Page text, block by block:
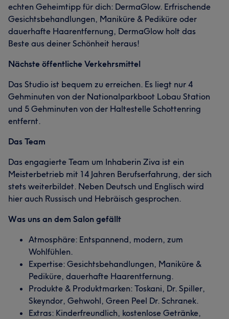
echten Geheimtipp für dich: DermaGlow. Erfrischende
Gesichtsbehandlungen, Maniküre & Pediküre oder
dauerhafte Haarentfernung, DermaGlow holt das
Beste aus deiner Schönheit heraus!
Nächste öffentliche Verkehrsmittel
Das Studio ist bequem zu erreichen. Es liegt nur 4
Gehminuten von der Nationalparkboot Lobau Station
und 5 Gehminuten von der Haltestelle Schottenring
entfernt.
Das Team
Das engagierte Team um Inhaberin Ziva ist ein
Meisterbetrieb mit 14 Jahren Berufserfahrung, der sich
stets weiterbildet. Neben Deutsch und Englisch wird
hier auch Russisch und Hebräisch gesprochen.
Was uns an dem Salon gefällt
Atmosphäre: Entspannend, modern, zum
Wohlfühlen.
Expertise: Gesichtsbehandlungen, Maniküre &
Pediküre, dauerhafte Haarentfernung.
Produkte & Produktmarken: Toskani, Dr. Spiller,
Skeyndor, Gehwohl, Green Peel Dr. Schranek.
Extras: Kinderfreundlich, kostenlose Getränke,